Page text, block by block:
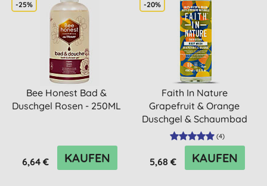
-25%
Bee Honest Bad &
Duschgel Rosen - 250ML
6,64 € KAUFEN
-20%
Faith In Nature
Grapefruit & Orange
Duschgel & Schaumbad
(4)
5,68 € KAUFEN